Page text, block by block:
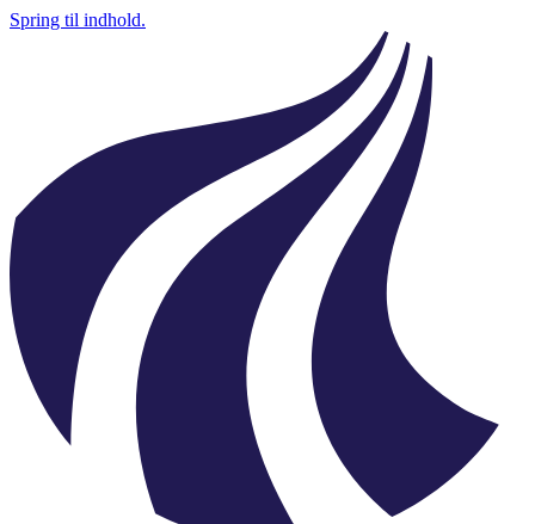
Spring til indhold.